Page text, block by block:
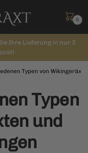
0
Ihre Lieferung in nur 3
Typen von
Typen
und